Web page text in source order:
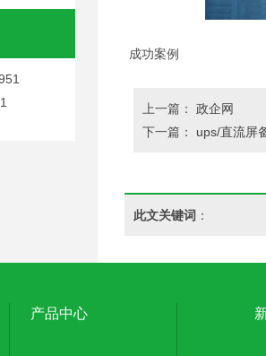
成功案例
上一篇： 政企网
下一篇： ups/直流屏
此文关键词 ：
产品中心